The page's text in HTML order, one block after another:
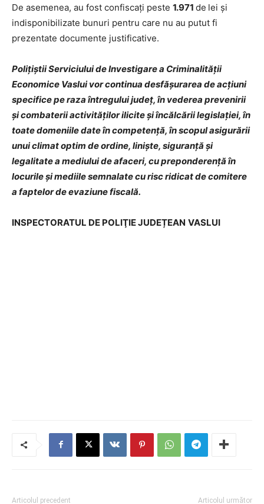
De asemenea, au fost confiscați peste 1.971 de lei și
indisponibilizate bunuri pentru care nu au putut fi
prezentate documente justificative.
Polițiștii Serviciului de Investigare a Criminalității
Economice Vaslui vor continua desfășurarea de acțiuni
specifice pe raza întregului județ, în vederea prevenirii
și combaterii activităților ilicite și încălcării legislației, în
toate domeniile date în competență, în scopul asigurării
unui climat optim de ordine, liniște, siguranță și
legalitate a mediului de afaceri, cu preponderență în
locurile și mediile semnalate cu risc ridicat de comitere
a faptelor de evaziune fiscală.
INSPECTORATUL DE POLIŢIE JUDEȚEAN VASLUI
Articolul precedent Articolul următor